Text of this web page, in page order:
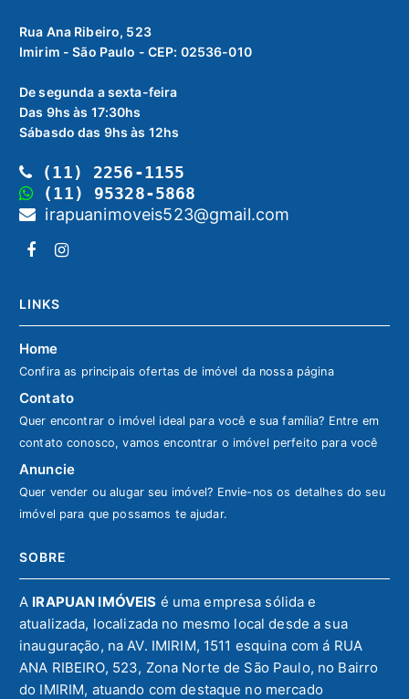
Rua Ana Ribeiro, 523
Imirim - São Paulo - CEP: 02536-010
De segunda a sexta-feira
Das 9hs às 17:30hs
Sábasdo das 9hs às 12hs
(11) 2256-1155
(11) 95328-5868
irapuanimoveis523@gmail.com
LINKS
Home
Confira as principais ofertas de imóvel da nossa página
Contato
Quer encontrar o imóvel ideal para você e sua família? Entre em
contato conosco, vamos encontrar o imóvel perfeito para você
Anuncie
Quer vender ou alugar seu imóvel? Envie-nos os detalhes do seu
imóvel para que possamos te ajudar.
SOBRE
A IRAPUAN IMÓVEIS é uma empresa sólida e
atualizada, localizada no mesmo local desde a sua
inauguração, na AV. IMIRIM, 1511 esquina com á RUA
ANA RIBEIRO, 523, Zona Norte de São Paulo, no Bairro
do IMIRIM, atuando com destaque no mercado